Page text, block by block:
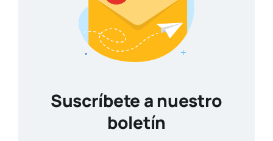
Suscríbete a nuestro
boletín